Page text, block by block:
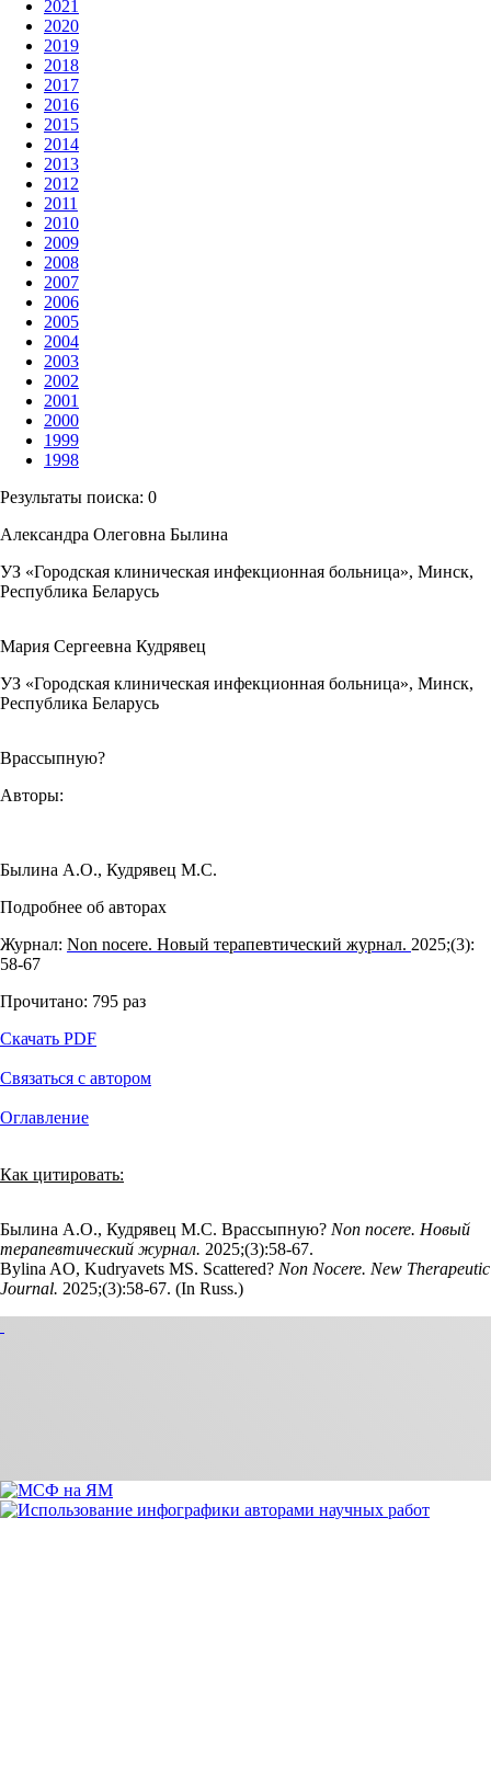
2021
2020
2019
2018
2017
2016
2015
2014
2013
2012
2011
2010
2009
2008
2007
2006
2005
2004
2003
2002
2001
2000
1999
1998
Результаты поиска: 0
Александра Олеговна Былина
УЗ «Городская клиническая инфекционная больница», Минск,
Республика Беларусь
Мария Сергеевна Кудрявец
УЗ «Городская клиническая инфекционная больница», Минск,
Республика Беларусь
Врассыпную?
Авторы:
Былина А.О., Кудрявец М.С.
Подробнее об авторах
Журнал: Non nocere. Новый терапевтический журнал. 2025;(3):
58‑67
Прочитано: 795 раз
Скачать PDF
Связаться с автором
Оглавление
Как цитировать:
Былина А.О., Кудрявец М.С. Врассыпную? Non nocere. Новый
терапевтический журнал. 2025;(3):58‑67.
Bylina AO, Kudryavets MS. Scattered? Non Nocere. New Therapeutic
Journal. 2025;(3):58‑67. (In Russ.)